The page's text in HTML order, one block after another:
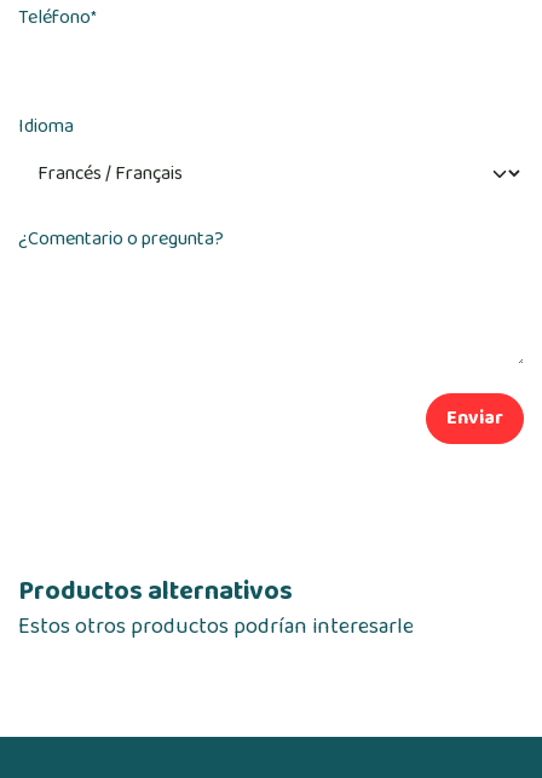
Teléfono*
Idioma
¿Comentario o pregunta?
Enviar
Productos alternativos
Estos otros productos podrían interesarle